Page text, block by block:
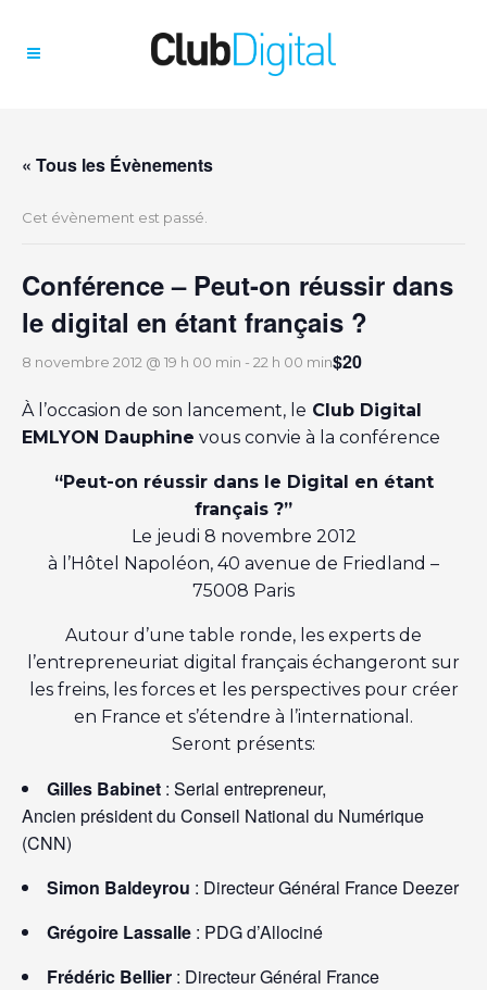
« Tous les Évènements
Cet évènement est passé.
Conférence – Peut-on réussir dans
le digital en étant français ?
8 novembre 2012 @ 19 h 00 min - 22 h 00 min$20
À l’occasion de son lancement, le Club Digital
EMLYON Dauphine vous convie à la conférence
“Peut-on réussir dans le Digital en étant
français ?”
Le jeudi 8 novembre 2012
à l’Hôtel Napoléon, 40 avenue de Friedland –
75008 Paris
Autour d’une table ronde, les experts de
l’entrepreneuriat digital français échangeront sur
les freins, les forces et les perspectives pour créer
en France et s’étendre à l’international.
Seront présents:
Gilles Babinet : Serial entrepreneur,
Ancien président du Conseil National du Numérique
(CNN)
Simon Baldeyrou : Directeur Général France Deezer
Grégoire Lassalle : PDG d’Allociné
Frédéric Bellier : Directeur Général France